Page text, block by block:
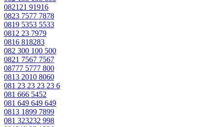
082121 91916
0823 7577 7878
0819 5353 5533
0812 23 7979
0816 818283
082 300 100 500
0821 7567 7567
08777 5777 800
0813 2010 8060
081 23 23 23 23 6
081 666 5452
081 649 649 649
0813 1899 7899
081 323232 998